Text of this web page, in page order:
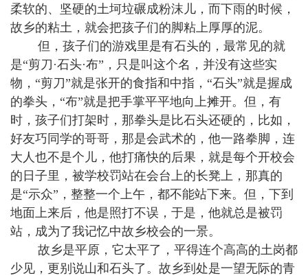
柔软的、坚硬的土坷垃碾成粉沫儿，而下雨的时候，
故乡的粘土，就会把孩子们的脚粘上厚厚的泥。
但，孩子们的游戏里是有石头的，最常见的就
是“剪刀·石头·布”，只是叫这个名，并没有这些实
物，“剪刀”就是张开的食指和中指，“石头”就是握成
的拳头，“布”就是把手掌平平地向上摊开。但，有
时，孩子们打架时，那拳头是比石头还硬的，比如，
好友巧同学的哥哥，那是会武术的，他一路拳脚，连
大人也不是个儿，他打痛快的后果，就是每个开校会
的日子里，被学校罚站在会台上的长凳上，那真的
是“示众”，整整一个上午，都不能站下来。但，下到
地面上来后，他是照打不误，于是，他就总是被罚
站，成为了我记忆中故乡校会的一景。
故乡是平原，它太平了，平得连个高高的土岗都
少见，更别说山和石头了。故乡到处是一望无际的青